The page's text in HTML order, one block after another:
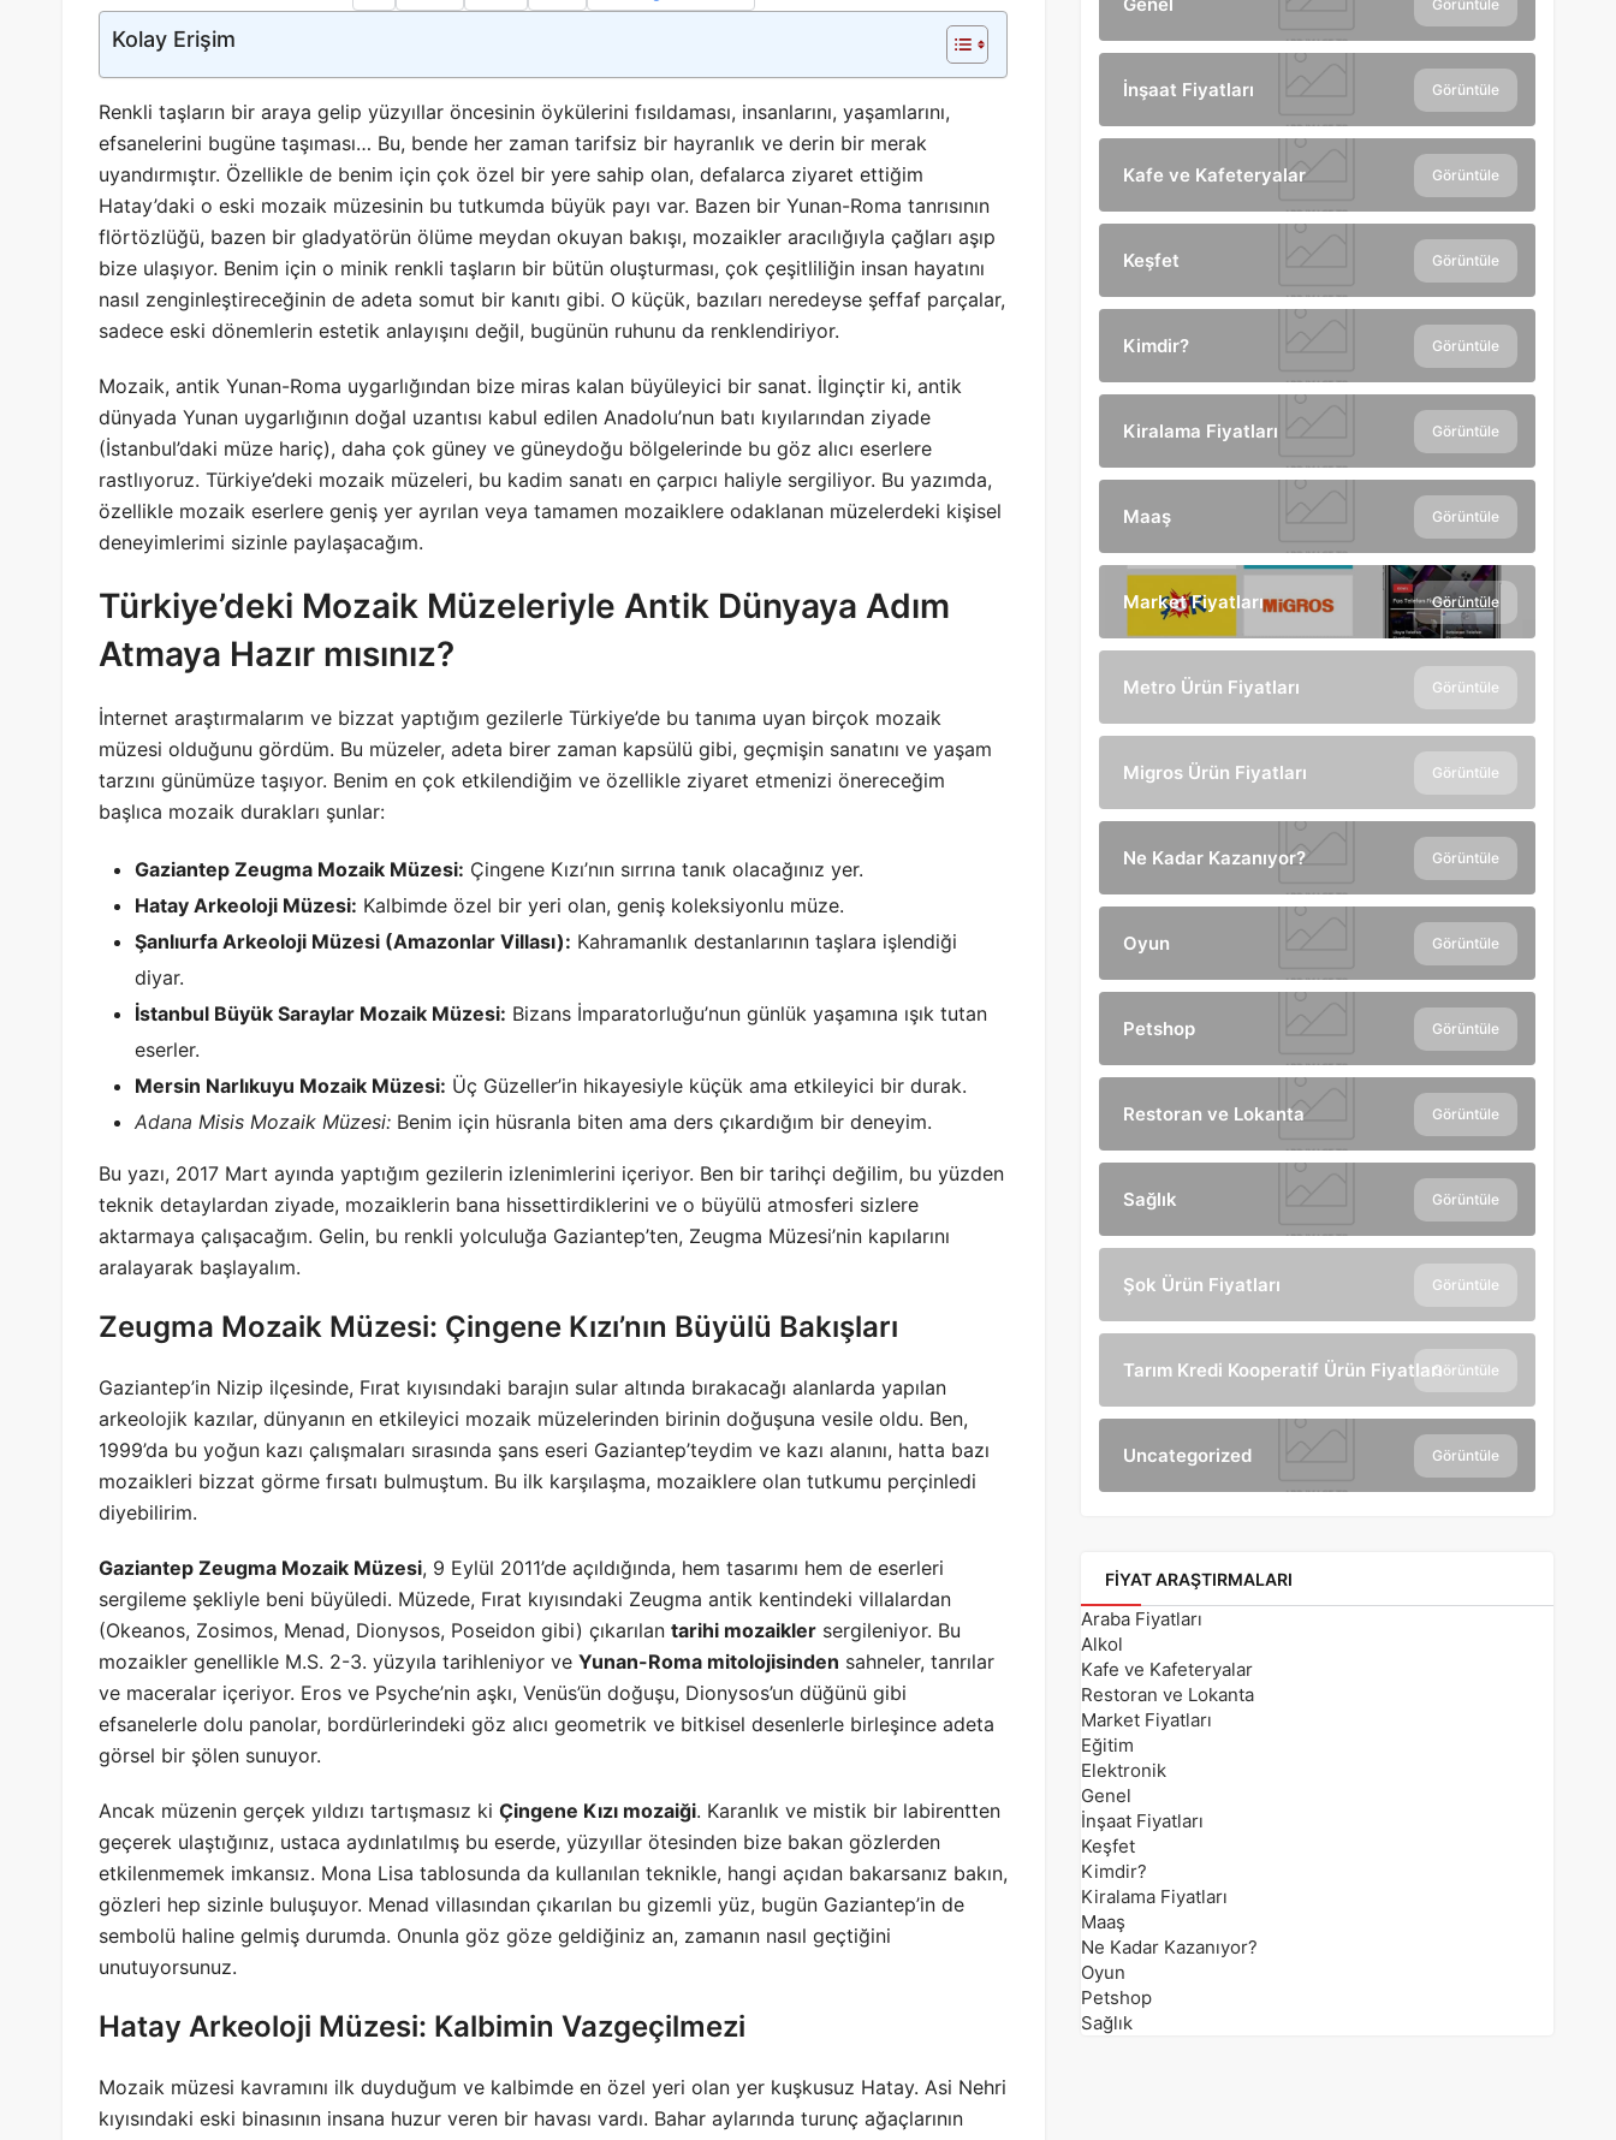
Kolay Erişim
Renkli taşların bir araya gelip yüzyıllar öncesinin öykülerini fısıldaması, insanlarını, yaşamlarını,
efsanelerini bugüne taşıması… Bu, bende her zaman tarifsiz bir hayranlık ve derin bir merak
uyandırmıştır. Özellikle de benim için çok özel bir yere sahip olan, defalarca ziyaret ettiğim
Hatay’daki o eski mozaik müzesinin bu tutkumda büyük payı var. Bazen bir Yunan-Roma tanrısının
flörtözlüğü, bazen bir gladyatörün ölüme meydan okuyan bakışı, mozaikler aracılığıyla çağları aşıp
bize ulaşıyor. Benim için o minik renkli taşların bir bütün oluşturması, çok çeşitliliğin insan hayatını
nasıl zenginleştireceğinin de adeta somut bir kanıtı gibi. O küçük, bazıları neredeyse şeffaf parçalar,
sadece eski dönemlerin estetik anlayışını değil, bugünün ruhunu da renklendiriyor.
Mozaik, antik Yunan-Roma uygarlığından bize miras kalan büyüleyici bir sanat. İlginçtir ki, antik
dünyada Yunan uygarlığının doğal uzantısı kabul edilen Anadolu’nun batı kıyılarından ziyade
(İstanbul’daki müze hariç), daha çok güney ve güneydoğu bölgelerinde bu göz alıcı eserlere
rastlıyoruz. Türkiye’deki mozaik müzeleri, bu kadim sanatı en çarpıcı haliyle sergiliyor. Bu yazımda,
özellikle mozaik eserlere geniş yer ayrılan veya tamamen mozaiklere odaklanan müzelerdeki kişisel
deneyimlerimi sizinle paylaşacağım.
Türkiye’deki Mozaik Müzeleriyle Antik Dünyaya Adım
Atmaya Hazır mısınız?
İnternet araştırmalarım ve bizzat yaptığım gezilerle Türkiye’de bu tanıma uyan birçok mozaik
müzesi olduğunu gördüm. Bu müzeler, adeta birer zaman kapsülü gibi, geçmişin sanatını ve yaşam
tarzını günümüze taşıyor. Benim en çok etkilendiğim ve özellikle ziyaret etmenizi önereceğim
başlıca mozaik durakları şunlar:
Gaziantep Zeugma Mozaik Müzesi: Çingene Kızı’nın sırrına tanık olacağınız yer.
Hatay Arkeoloji Müzesi: Kalbimde özel bir yeri olan, geniş koleksiyonlu müze.
Şanlıurfa Arkeoloji Müzesi (Amazonlar Villası): Kahramanlık destanlarının taşlara işlendiği
diyar.
İstanbul Büyük Saraylar Mozaik Müzesi: Bizans İmparatorluğu’nun günlük yaşamına ışık tutan
eserler.
Mersin Narlıkuyu Mozaik Müzesi: Üç Güzeller’in hikayesiyle küçük ama etkileyici bir durak.
Adana Misis Mozaik Müzesi: Benim için hüsranla biten ama ders çıkardığım bir deneyim.
Bu yazı, 2017 Mart ayında yaptığım gezilerin izlenimlerini içeriyor. Ben bir tarihçi değilim, bu yüzden
teknik detaylardan ziyade, mozaiklerin bana hissettirdiklerini ve o büyülü atmosferi sizlere
aktarmaya çalışacağım. Gelin, bu renkli yolculuğa Gaziantep’ten, Zeugma Müzesi’nin kapılarını
aralayarak başlayalım.
Zeugma Mozaik Müzesi: Çingene Kızı’nın Büyülü Bakışları
Gaziantep’in Nizip ilçesinde, Fırat kıyısındaki barajın sular altında bırakacağı alanlarda yapılan
arkeolojik kazılar, dünyanın en etkileyici mozaik müzelerinden birinin doğuşuna vesile oldu. Ben,
1999’da bu yoğun kazı çalışmaları sırasında şans eseri Gaziantep’teydim ve kazı alanını, hatta bazı
mozaikleri bizzat görme fırsatı bulmuştum. Bu ilk karşılaşma, mozaiklere olan tutkumu perçinledi
diyebilirim.
Gaziantep Zeugma Mozaik Müzesi, 9 Eylül 2011’de açıldığında, hem tasarımı hem de eserleri
sergileme şekliyle beni büyüledi. Müzede, Fırat kıyısındaki Zeugma antik kentindeki villalardan
(Okeanos, Zosimos, Menad, Dionysos, Poseidon gibi) çıkarılan tarihi mozaikler sergileniyor. Bu
mozaikler genellikle M.S. 2-3. yüzyıla tarihleniyor ve Yunan-Roma mitolojisinden sahneler, tanrılar
ve maceralar içeriyor. Eros ve Psyche’nin aşkı, Venüs’ün doğuşu, Dionysos’un düğünü gibi
efsanelerle dolu panolar, bordürlerindeki göz alıcı geometrik ve bitkisel desenlerle birleşince adeta
görsel bir şölen sunuyor.
Ancak müzenin gerçek yıldızı tartışmasız ki Çingene Kızı mozaiği. Karanlık ve mistik bir labirentten
geçerek ulaştığınız, ustaca aydınlatılmış bu eserde, yüzyıllar ötesinden bize bakan gözlerden
etkilenmemek imkansız. Mona Lisa tablosunda da kullanılan teknikle, hangi açıdan bakarsanız bakın,
gözleri hep sizinle buluşuyor. Menad villasından çıkarılan bu gizemli yüz, bugün Gaziantep’in de
sembolü haline gelmiş durumda. Onunla göz göze geldiğiniz an, zamanın nasıl geçtiğini
unutuyorsunuz.
Hatay Arkeoloji Müzesi: Kalbimin Vazgeçilmezi
Mozaik müzesi kavramını ilk duyduğum ve kalbimde en özel yeri olan yer kuşkusuz Hatay. Asi Nehri
kıyısındaki eski binasının insana huzur veren bir havası vardı. Bahar aylarında turunç ağaçlarının
Görüntüle
İnşaat Fiyatları Görüntüle
Kafe ve Kafeteryalar Görüntüle
Keşfet Görüntüle
Kimdir? Görüntüle
Kiralama Fiyatları Görüntüle
Maaş Görüntüle
Market Fiyatları Görüntüle
Metro Ürün Fiyatları Görüntüle
Migros Ürün Fiyatları Görüntüle
Ne Kadar Kazanıyor? Görüntüle
Oyun Görüntüle
Petshop Görüntüle
Restoran ve Lokanta Görüntüle
Sağlık Görüntüle
Şok Ürün Fiyatları Görüntüle
Tarım Kredi Kooperatif Ürün FiyatlarıGörüntüle
Uncategorized Görüntüle
FIYAT ARAŞTIRMALARI
Araba Fiyatları
Alkol
Kafe ve Kafeteryalar
Restoran ve Lokanta
Market Fiyatları
Eğitim
Elektronik
Genel
İnşaat Fiyatları
Keşfet
Kimdir?
Kiralama Fiyatları
Maaş
Ne Kadar Kazanıyor?
Oyun
Petshop
Sağlık